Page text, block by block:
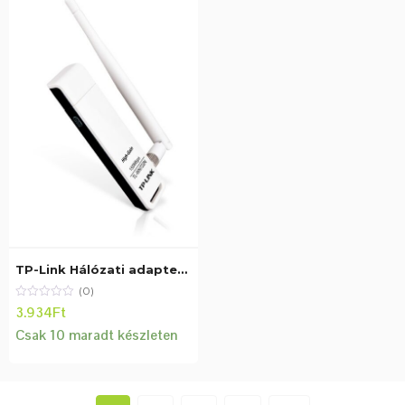
TP-Link Hálózati adapter WiFi N – TL-WN722N (USB; 150Mbps, 2,4GHz, cserélhető 4dBi antenna)
(0)
3.934Ft
Csak 10 maradt készleten